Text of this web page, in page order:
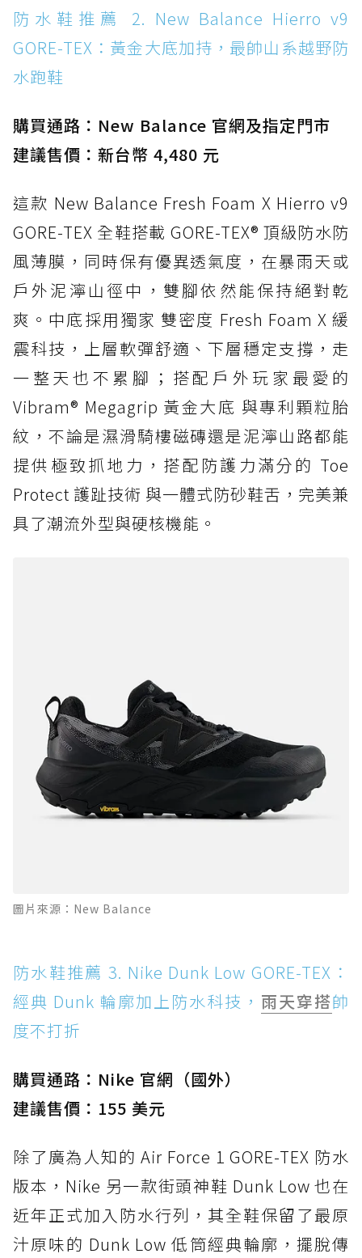
防水鞋推薦 14. SKECHERS BADGER
WATERPROOF：一踩即穿懶人神器！搭載固特
異大底與全防水厚底健走鞋
防水鞋推薦 15. Brooks Cascadia 19 GTX：注
防水鞋推薦 2. New Balance Hierro v9
GORE-TEX：黃金大底加持，最帥山系越野防
水跑鞋
購買通路：New Balance 官網及指定門市
建議售價：新台幣 4,480 元
這款 New Balance Fresh Foam X Hierro v9
GORE-TEX 全鞋搭載 GORE-TEX® 頂級防水防
風薄膜，同時保有優異透氣度，在暴雨天或
戶外泥濘山徑中，雙腳依然能保持絕對乾
爽。中底採用獨家 雙密度 Fresh Foam X 緩
震科技，上層軟彈舒適、下層穩定支撐，走
一整天也不累腳；搭配戶外玩家最愛的
Vibram® Megagrip 黃金大底 與專利顆粒胎
紋，不論是濕滑騎樓磁磚還是泥濘山路都能
提供極致抓地力，搭配防護力滿分的 Toe
Protect 護趾技術 與一體式防砂鞋舌，完美兼
具了潮流外型與硬核機能。
圖片來源：New Balance
防水鞋推薦 3. Nike Dunk Low GORE-TEX：
經典 Dunk 輪廓加上防水科技， 雨天穿搭帥
度不打折
購買通路：Nike 官網（國外）
建議售價：155 美元
除了廣為人知的 Air Force 1 GORE-TEX 防水
版本，Nike 另一款街頭神鞋 Dunk Low 也在
近年正式加入防水行列，其全鞋保留了最原
汁原味的 Dunk Low 低筒經典輪廓，擺脫傳